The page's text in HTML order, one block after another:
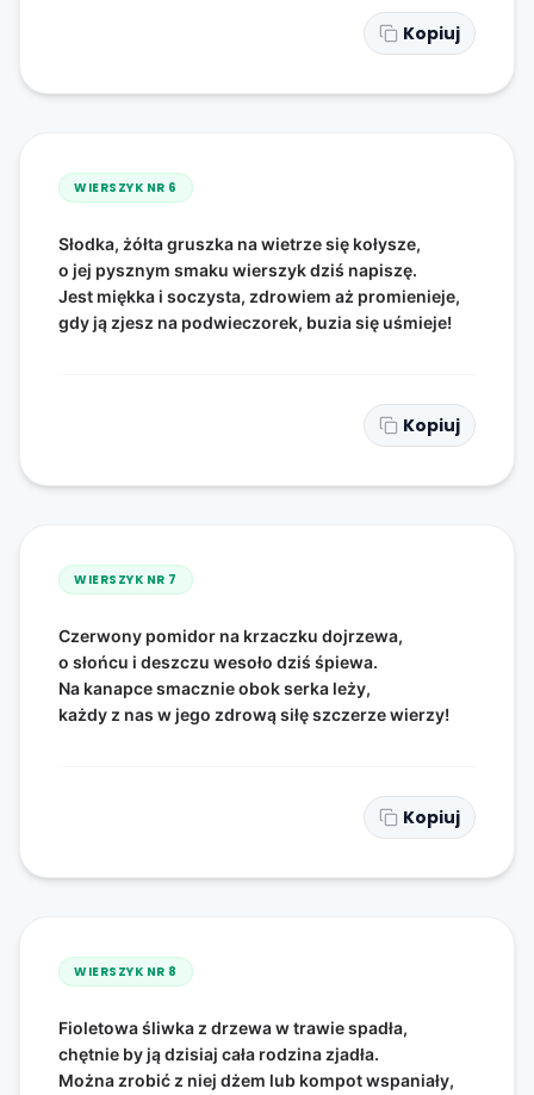
Kopiuj
WIERSZYK NR 6
Słodka, żółta gruszka na wietrze się kołysze,
o jej pysznym smaku wierszyk dziś napiszę.
Jest miękka i soczysta, zdrowiem aż promienieje,
gdy ją zjesz na podwieczorek, buzia się uśmieje!
Kopiuj
WIERSZYK NR 7
Czerwony pomidor na krzaczku dojrzewa,
o słońcu i deszczu wesoło dziś śpiewa.
Na kanapce smacznie obok serka leży,
każdy z nas w jego zdrową siłę szczerze wierzy!
Kopiuj
WIERSZYK NR 8
Fioletowa śliwka z drzewa w trawie spadła,
chętnie by ją dzisiaj cała rodzina zjadła.
Można zrobić z niej dżem lub kompot wspaniały,